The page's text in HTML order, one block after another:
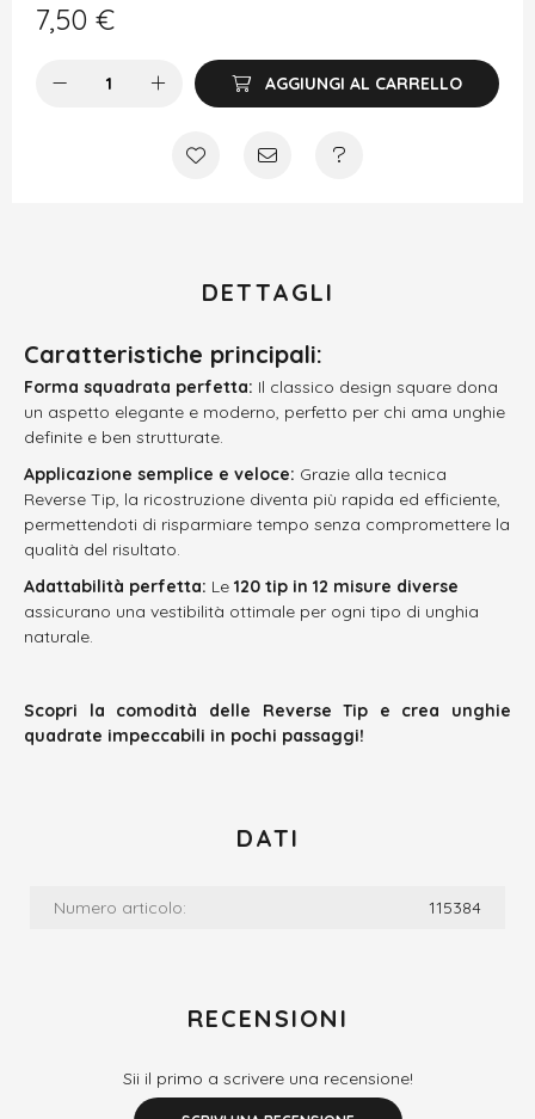
7,50 €
AGGIUNGI AL CARRELLO
DETTAGLI
Caratteristiche principali:
Forma squadrata perfetta: Il classico design square dona
un aspetto elegante e moderno, perfetto per chi ama unghie
definite e ben strutturate.
Applicazione semplice e veloce: Grazie alla tecnica
Reverse Tip, la ricostruzione diventa più rapida ed efficiente,
permettendoti di risparmiare tempo senza compromettere la
qualità del risultato.
Adattabilità perfetta: Le 120 tip in 12 misure diverse
assicurano una vestibilità ottimale per ogni tipo di unghia
naturale.
Scopri la comodità delle Reverse Tip e crea unghie
quadrate impeccabili in pochi passaggi!
DATI
Numero articolo: 115384
RECENSIONI
Sii il primo a scrivere una recensione!